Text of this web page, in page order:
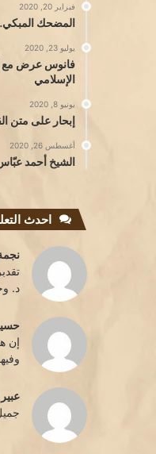
فبراير 20, 2020
المضحك
يوليو 23, 2020
فانوس عرض مع
الإسلامي
يونيو 8, 2020
إبحار على متن
أغسطس 26, 2020
الشيخ أحمد عبّاس الأزْهريّ (1853-
احدث
د.
إن